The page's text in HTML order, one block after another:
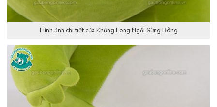
Hình ảnh chi tiết của Khủng Long Ngồi Sừng Bông